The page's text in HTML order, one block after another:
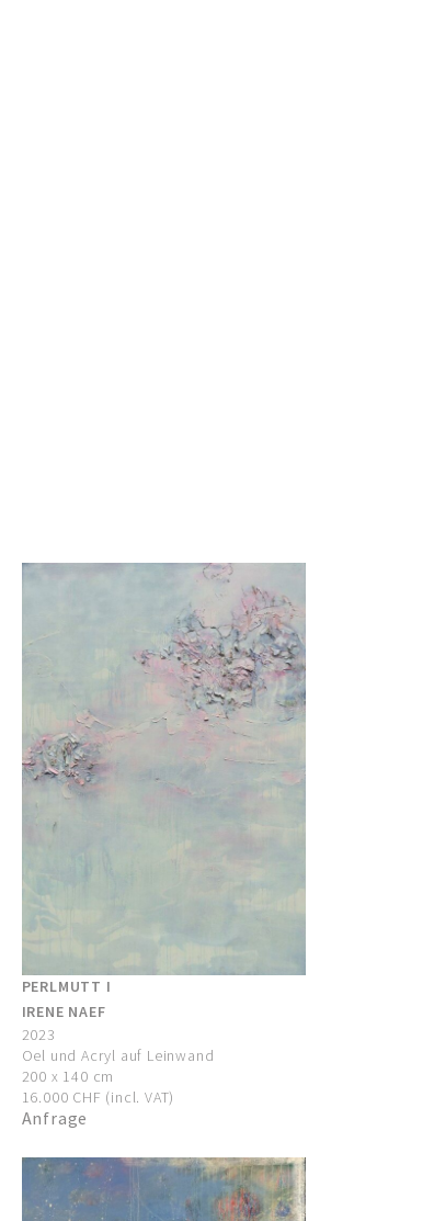
PERLMUTT I
IRENE NAEF
2023
Oel und Acryl auf Leinwand
200 x 140 cm
16.000 CHF (incl. VAT)
Anfrage